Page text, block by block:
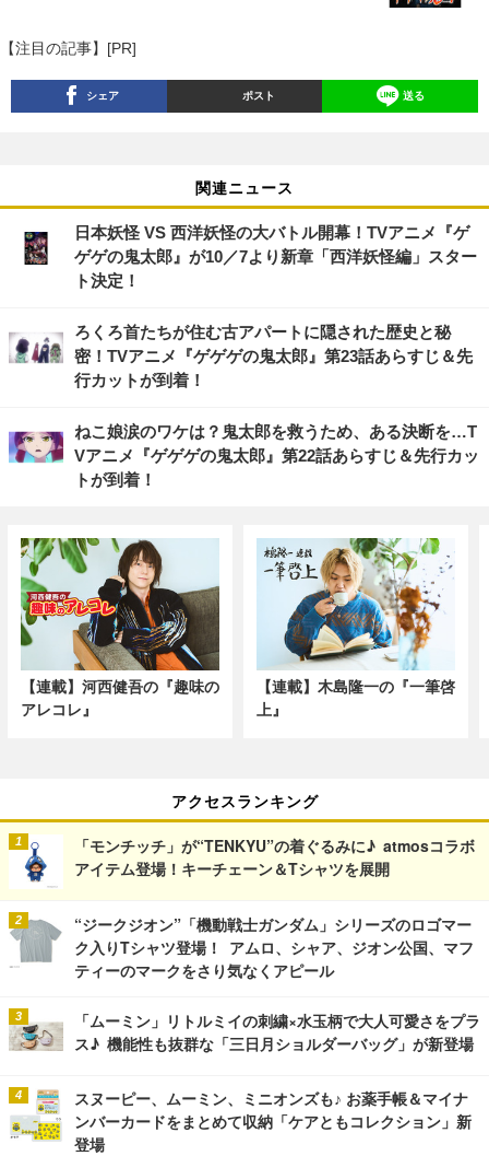
【注目の記事】[PR]
シェア ポスト 送る
関連ニュース
日本妖怪 VS 西洋妖怪の大バトル開幕！TVアニメ『ゲ
ゲゲの鬼太郎』が10／7より新章「西洋妖怪編」スター
ト決定！
ろくろ首たちが住む古アパートに隠された歴史と秘
密！TVアニメ『ゲゲゲの鬼太郎』第23話あらすじ＆先
行カットが到着！
ねこ娘涙のワケは？鬼太郎を救うため、ある決断を…T
Vアニメ『ゲゲゲの鬼太郎』第22話あらすじ＆先行カッ
トが到着！
【連載】河西健吾の『趣味の
アレコレ』
【連載】木島隆一の『一筆啓
上』
アクセスランキング
「モンチッチ」が“TENKYU”の着ぐるみに♪ atmosコラボ
アイテム登場！キーチェーン＆Tシャツを展開
“ジークジオン”「機動戦士ガンダム」シリーズのロゴマー
ク入りTシャツ登場！ アムロ、シャア、ジオン公国、マフ
ティーのマークをさり気なくアピール
「ムーミン」リトルミイの刺繍×水玉柄で大人可愛さをプラ
ス♪ 機能性も抜群な「三日月ショルダーバッグ」が新登場
スヌーピー、ムーミン、ミニオンズも♪ お薬手帳＆マイナ
ンバーカードをまとめて収納「ケアともコレクション」新
登場